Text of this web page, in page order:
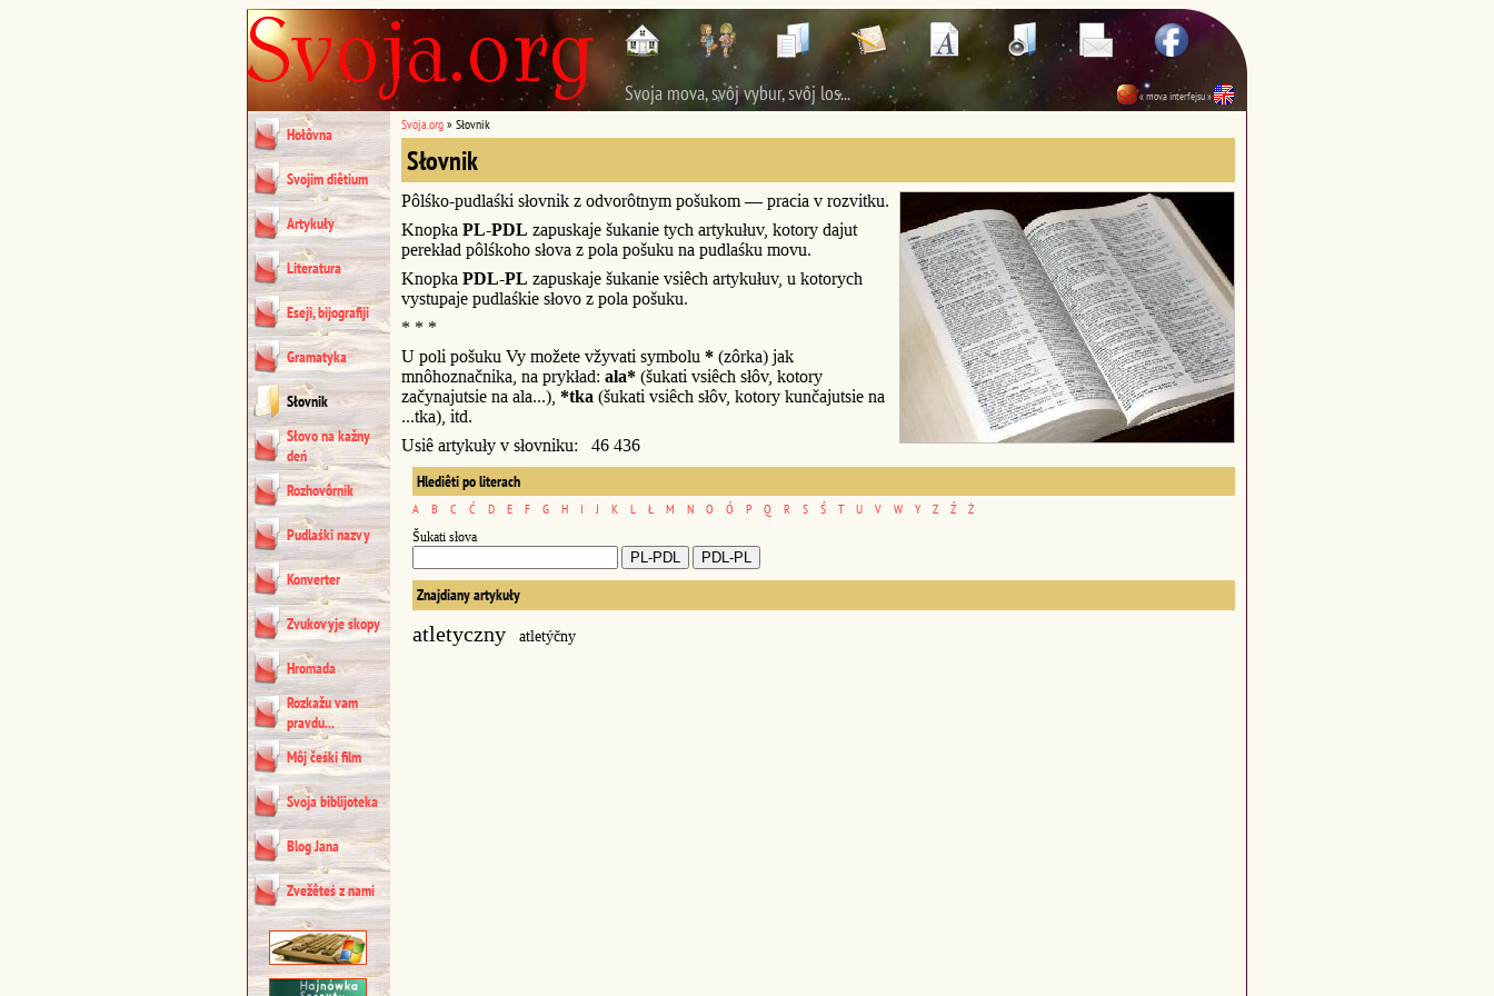
Svoja mova, svôj vybur, svôj los... « mova interfejsu »
Hołôvna
Svojim diêtium
Artykuły
Literatura
Eseji, bijografiji
Gramatyka
Słovnik
Słovo na kažny
deń
Rozhovôrnik
Pudlaśki nazvy
Konverter
Zvukovyje skopy
Hromada
Rozkažu vam
pravdu...
Môj čeśki film
Svoja biblijoteka
Blog Jana
Zvežêteś z nami
Svoja.org » Słovnik
Słovnik
Pôlśko-pudlaśki słovnik z odvorôtnym pošukom — pracia v rozvitku.
Knopka PL-PDL zapuskaje šukanie tych artykułuv, kotory dajut
perekład pôlśkoho słova z pola pošuku na pudlaśku movu.
Knopka PDL-PL zapuskaje šukanie vsiêch artykułuv, u kotorych
vystupaje pudlaśkie słovo z pola pošuku.
* * *
U poli pošuku Vy možete vžyvati symbolu * (zôrka) jak
mnôhoznačnika, na prykład: ala* (šukati vsiêch słôv, kotory
začynajutsie na ala...), *tka (šukati vsiêch słôv, kotory kunčajutsie na
...tka), itd.
Usiê artykuły v słovniku: 46 436
Hlediêti po literach
A B C Ć D E F G H I J K L Ł M N O Ó P Q R S Ś T U V W Y Z Ź Ż
Šukati słova
Znajdiany artykuły
atletyczny atletýčny